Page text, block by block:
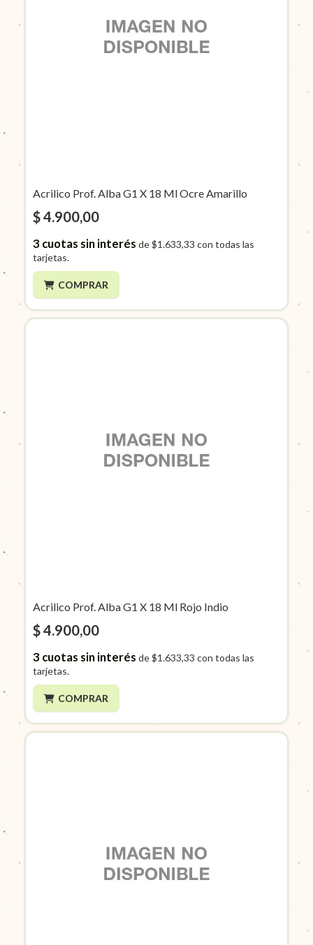
Acrilico Prof. Alba G1 X 18 Ml Ocre Amarillo
$ 4.900,00
3cuotas sin interés de$1.633,33 con todas las
tarjetas.
COMPRAR
Acrilico Prof. Alba G1 X 18 Ml Rojo Indio
$ 4.900,00
3cuotas sin interés de$1.633,33 con todas las
tarjetas.
COMPRAR